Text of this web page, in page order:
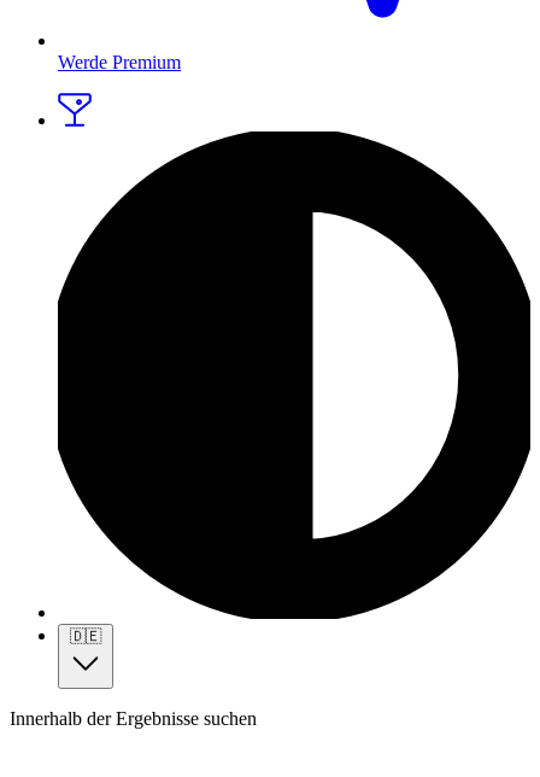
Werde Premium
🇩🇪
Innerhalb der Ergebnisse suchen